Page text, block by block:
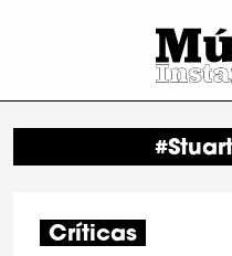
Críticas